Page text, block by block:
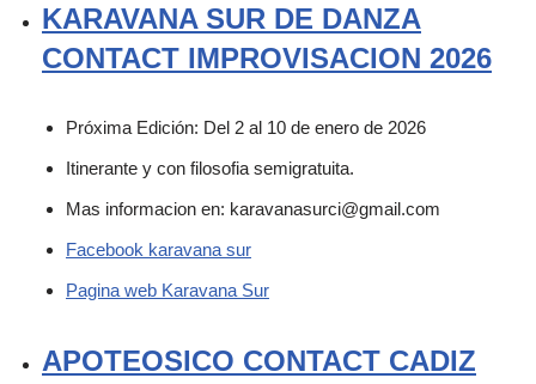
KARAVANA SUR DE DANZA
CONTACT IMPROVISACION 2026
Próxima Edición: Del 2 al 10 de enero de 2026
Itinerante y con filosofia semigratuita.
Mas informacion en: karavanasurci@gmail.com
Facebook karavana sur
Pagina web Karavana Sur
APOTEOSICO CONTACT CADIZ